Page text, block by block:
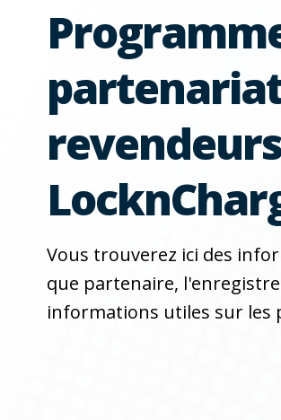
Vous trouverez ici des
que partenaire,
informations utiles sur les